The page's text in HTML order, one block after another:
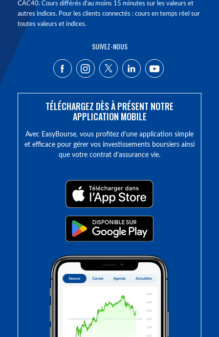
CAC40. Cours différés d'au moins 15 minutes sur les valeurs et
autres indices. Pour les clients connectés : cours en temps réel sur
toutes valeurs et indices.
SUIVEZ-NOUS
TÉLÉCHARGEZ DÈS À PRÉSENT NOTRE
APPLICATION MOBILE
Avec EasyBourse, vous profitez d’une application simple
et efficace pour gérer vos investissements boursiers ainsi
que votre contrat d’assurance vie.